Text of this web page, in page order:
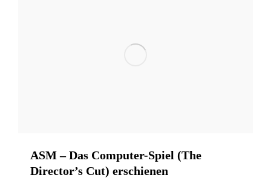
ASM – Das Computer-Spiel (The
Director’s Cut) erschienen